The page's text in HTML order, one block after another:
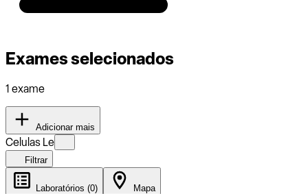
Exames selecionados
1 exame
Adicionar mais
Celulas Le
Filtrar
Laboratórios (0) Mapa